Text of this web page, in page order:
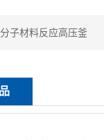
子材料反应高压釜